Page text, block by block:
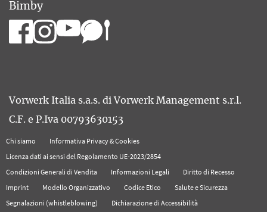
Bimby
Vorwerk Italia s.a.s. di Vorwerk Management s.r.l.
C.F. e P.Iva 00793630153
Chi siamo
Informativa Privacy & Cookies
Licenza dati ai sensi del Regolamento UE-2023/2854
Condizioni Generali di Vendita
Informazioni Legali
Diritto di Recesso
Imprint
Modello Organizzativo Codice Etico
Salute e Sicurezza
Segnalazioni (whistleblowing)
Dichiarazione di Accessibilità